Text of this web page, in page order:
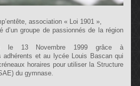
association « Loi 1901 »,
groupe de passionnés de la région
le 13 Novembre 1999 grâce à
adhérents et au lycée Louis Bascan qui
horaires pour utiliser la Structure
du gymnase.